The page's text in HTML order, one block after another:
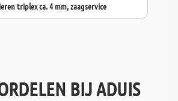
triplex ca. 4 mm, zaagservice
BIJ ADUIS